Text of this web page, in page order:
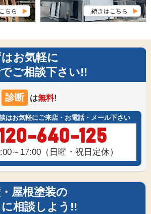
ちら 続きはこちら
お気軽に
ご相談下さい!!
診断 は無料!
はお気軽にご来店・お電話・メール下さい
640-125
～17:00（日曜・祝日定休）
屋根塗装の
相談しよう!!